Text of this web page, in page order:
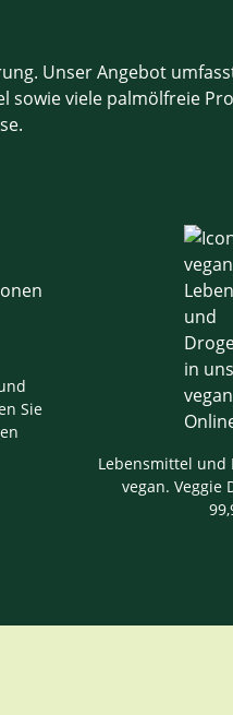
Unser Angebot
sowie viele palmölfreie
Sie
Lebensmittel und
vegan. Veggie